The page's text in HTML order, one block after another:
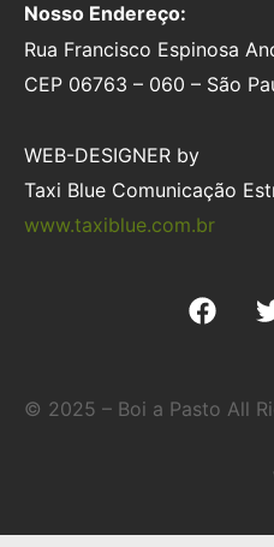
Nosso Endereço:
Rua Francisco Espinosa
CEP 06763 – 060 – São
WEB-DESIGNER by
Taxi Blue Comunicação
www.taxiblue.com.br
© 2025 – Boi a Pasto All